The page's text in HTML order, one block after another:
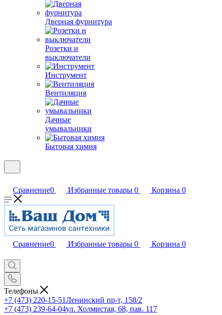
Дверная фурнитура
Розетки и
выключатели
Инструмент
Вентиляция
Дачные
умывальники
Бытовая химия
Сравнение0 Избранные товары 0 Корзина 0
Сравнение0 Избранные товары 0 Корзина 0
Телефоны
+7 (473) 220-15-51Ленинский пр-т, 158/2
+7 (473) 239-64-04ул. Холмистая, 68, пав. 117